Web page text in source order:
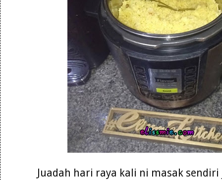
Juadah hari raya kali ni masak